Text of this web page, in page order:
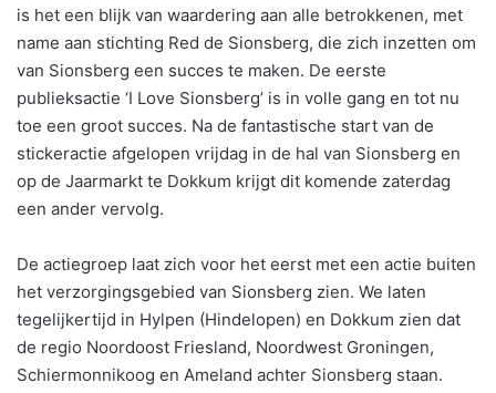
is het een blijk van waardering aan alle betrokkenen, met
name aan stichting Red de Sionsberg, die zich inzetten om
van Sionsberg een succes te maken. De eerste
publieksactie ‘I Love Sionsberg’ is in volle gang en tot nu
toe een groot succes. Na de fantastische start van de
stickeractie afgelopen vrijdag in de hal van Sionsberg en
op de Jaarmarkt te Dokkum krijgt dit komende zaterdag
een ander vervolg.
De actiegroep laat zich voor het eerst met een actie buiten
het verzorgingsgebied van Sionsberg zien. We laten
tegelijkertijd in Hylpen (Hindelopen) en Dokkum zien dat
de regio Noordoost Friesland, Noordwest Groningen,
Schiermonnikoog en Ameland achter Sionsberg staan.